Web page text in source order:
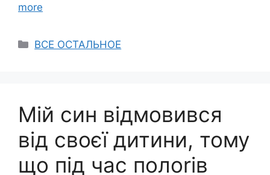
more
Categories
ВСЕ ОСТАЛЬНОЕ
Мій син відмовився
від своєї дитини, тому
що під час полоrів